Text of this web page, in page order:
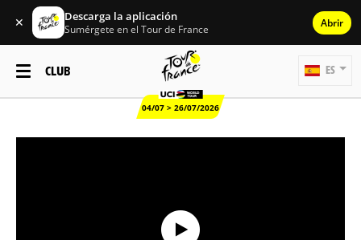
✕ Descarga la aplicación
Sumérgete en el Tour de France Abrir
CLUB
04/07 > 26/07/2026
ES